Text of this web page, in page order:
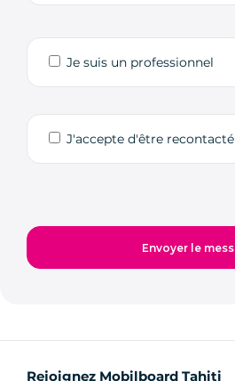
Je suis un professionnel
J'accepte d'être recontacté
Rejoignez Mobilboard Tahiti